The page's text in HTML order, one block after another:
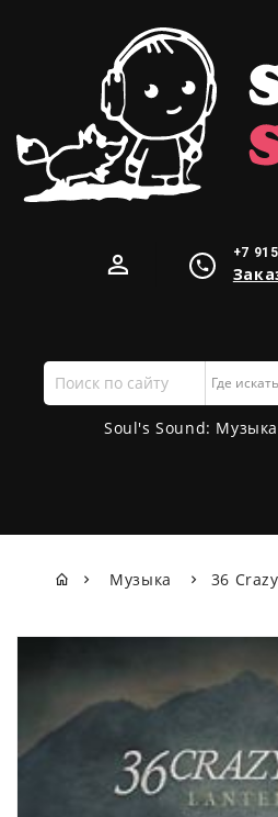
+7
Поиск
по
сайту
Soul's Sound:
Музыка 36